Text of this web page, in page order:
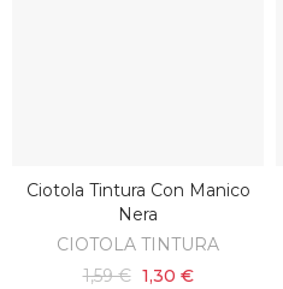
AGGIUNGI AL CARRELLO
Ciotola Tintura Con Manico
Nera
CIOTOLA TINTURA
1,59 € 1,30 €